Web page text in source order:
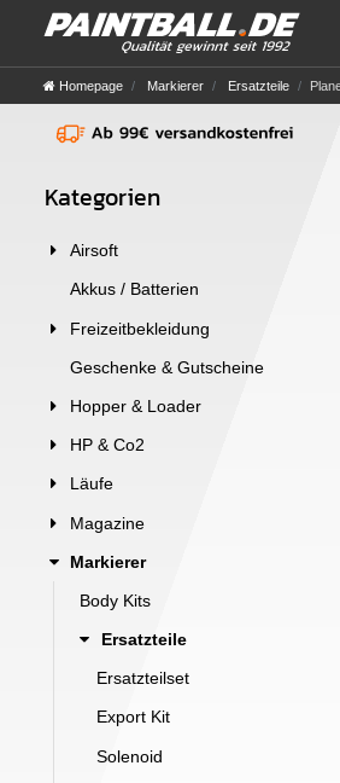
Homepage Markierer Ersatzteile
Kategorien
Airsoft
Akkus / Batterien
Freizeitbekleidung
Geschenke & Gutscheine
Hopper & Loader
HP & Co2
Läufe
Magazine
Markierer
Body Kits
Ersatzteile
Ersatzteilset
Export Kit
Solenoid